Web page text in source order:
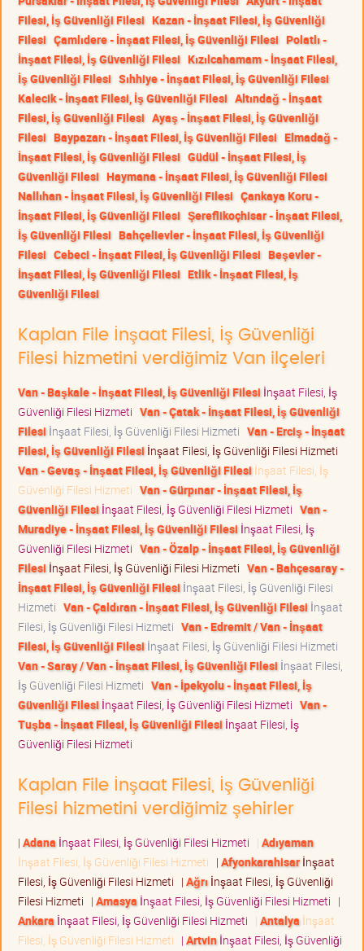
Filesi, İş Güvenliği Filesi Kazan - İnşaat Filesi, İş Güvenliği
Filesi Çamlıdere - İnşaat Filesi, İş Güvenliği Filesi Polatlı -
İnşaat Filesi, İş Güvenliği Filesi Kızılcahamam - İnşaat Filesi,
İş Güvenliği Filesi Sıhhiye - İnşaat Filesi, İş Güvenliği Filesi
Kalecik - İnşaat Filesi, İş Güvenliği Filesi Altındağ - İnşaat
Filesi, İş Güvenliği Filesi Ayaş - İnşaat Filesi, İş Güvenliği
Filesi Baypazarı - İnşaat Filesi, İş Güvenliği Filesi Elmadağ -
İnşaat Filesi, İş Güvenliği Filesi Güdül - İnşaat Filesi, İş
Güvenliği Filesi Haymana - İnşaat Filesi, İş Güvenliği Filesi
Nallıhan - İnşaat Filesi, İş Güvenliği Filesi Çankaya Koru -
İnşaat Filesi, İş Güvenliği Filesi Şereflikoçhisar - İnşaat Filesi,
İş Güvenliği Filesi Bahçelievler - İnşaat Filesi, İş Güvenliği
Filesi Cebeci - İnşaat Filesi, İş Güvenliği Filesi Beşevler -
İnşaat Filesi, İş Güvenliği Filesi Etlik - İnşaat Filesi, İş
Güvenliği Filesi
Kaplan File İnşaat Filesi, İş Güvenliği
Filesi hizmetini verdiğimiz Van ilçeleri
Van - Başkale - İnşaat Filesi, İş Güvenliği Filesi İnşaat Filesi, İş
Güvenliği Filesi Hizmeti Van - Çatak - İnşaat Filesi, İş Güvenliği
Filesi İnşaat Filesi, İş Güvenliği Filesi Hizmeti Van - Erciş - İnşaat
Filesi, İş Güvenliği Filesi İnşaat Filesi, İş Güvenliği Filesi Hizmeti
Van - Gevaş - İnşaat Filesi, İş Güvenliği Filesi İnşaat Filesi, İş
Güvenliği Filesi Hizmeti Van - Gürpınar - İnşaat Filesi, İş
Güvenliği Filesi İnşaat Filesi, İş Güvenliği Filesi Hizmeti Van -
Muradiye - İnşaat Filesi, İş Güvenliği Filesi İnşaat Filesi, İş
Güvenliği Filesi Hizmeti Van - Özalp - İnşaat Filesi, İş Güvenliği
Filesi İnşaat Filesi, İş Güvenliği Filesi Hizmeti Van - Bahçesaray -
İnşaat Filesi, İş Güvenliği Filesi İnşaat Filesi, İş Güvenliği Filesi
Hizmeti Van - Çaldıran - İnşaat Filesi, İş Güvenliği Filesi İnşaat
Filesi, İş Güvenliği Filesi Hizmeti Van - Edremit / Van - İnşaat
Filesi, İş Güvenliği Filesi İnşaat Filesi, İş Güvenliği Filesi Hizmeti
Van - Saray / Van - İnşaat Filesi, İş Güvenliği Filesi İnşaat Filesi,
İş Güvenliği Filesi Hizmeti Van - İpekyolu - İnşaat Filesi, İş
Güvenliği Filesi İnşaat Filesi, İş Güvenliği Filesi Hizmeti Van -
Tuşba - İnşaat Filesi, İş Güvenliği Filesi İnşaat Filesi, İş
Güvenliği Filesi Hizmeti
Kaplan File İnşaat Filesi, İş Güvenliği
Filesi hizmetini verdiğimiz şehirler
| Adana İnşaat Filesi, İş Güvenliği Filesi Hizmeti | Adıyaman
İnşaat Filesi, İş Güvenliği Filesi Hizmeti | Afyonkarahisarİnşaat
Filesi, İş Güvenliği Filesi Hizmeti | Ağrı İnşaat Filesi, İş Güvenliği
Filesi Hizmeti | Amasya İnşaat Filesi, İş Güvenliği Filesi Hizmeti |
Ankara İnşaat Filesi, İş Güvenliği Filesi Hizmeti | Antalya İnşaat
Filesi, İş Güvenliği Filesi Hizmeti | Artvinİnşaat Filesi, İş Güvenliği